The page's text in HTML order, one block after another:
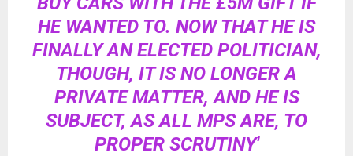
HE WANTED TO. NOW THAT HE IS
FINALLY AN ELECTED POLITICIAN,
THOUGH, IT IS NO LONGER A
PRIVATE MATTER, AND HE IS
SUBJECT, AS ALL MPS ARE, TO
PROPER SCRUTINY'